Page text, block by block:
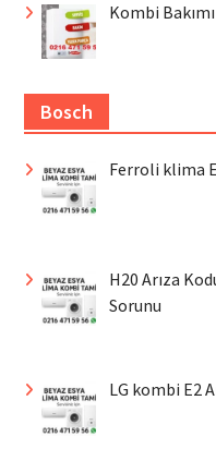
Kombi
Bosch
Ferroli klima
H20 Arıza
Sorunu
LG kombi E2